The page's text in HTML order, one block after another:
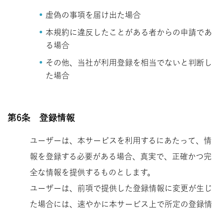
虚偽の事項を届け出た場合
本規約に違反したことがある者からの申請であ
る場合
その他、当社が利用登録を相当でないと判断し
た場合
第6条 登録情報
ユーザーは、本サービスを利用するにあたって、情
報を登録する必要がある場合、真実で、正確かつ完
全な情報を提供するものとします。
ユーザーは、前項で提供した登録情報に変更が生じ
た場合には、速やかに本サービス上で所定の登録情